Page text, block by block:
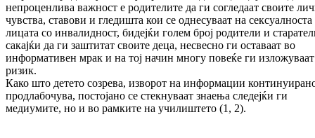
непроценлива важност е родителите да ги согледаат своите
чувства, ставови и гледишта кои се однесуваат на
лицата со инвалидност, бидејќи голем број родители и
сакајќи да ги заштитат своите деца, несвесно ги оставаат во
информативен мрак и на тој начин многу повеќе ги
ризик.
Како што детето созрева, изворот на информации
продлабочува, постојано се стекнуваат знаења следејќи ги
медиумите, но и во рамките на училиштето (1, 2).